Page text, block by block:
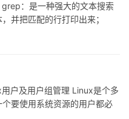
：是一种强大的文本搜索
并把匹配的行打印出来；
户及用户组管理 Linux是个多
要使用系统资源的用户都必